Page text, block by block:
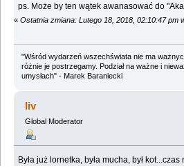
ps. Może by ten wątek awanasować do
« Ostatnia zmiana: Lutego 18, 2018, 02:10:47 pm
"Wśród wydarzeń wszechświata nie ma
różnie je postrzegamy. Podział na ważne i
umysłach" - Marek Baraniecki
liv
Global Moderator
Była już lornetka, była mucha, był